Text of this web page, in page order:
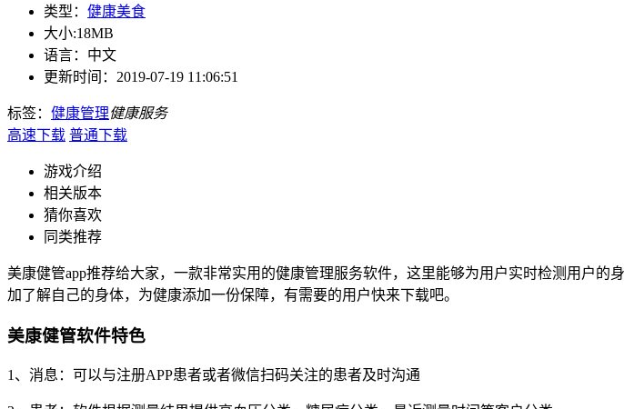
类型： 健康美食
大小:18MB
语言： 中文
更新时间： 2019-07-19 11:06:51
标签： 健康管理健康服务
高速下载 普通下载
游戏介绍
相关版本
猜你喜欢
同类推荐
美康健管app推荐给大家，一款非常实用的健康管理服务软件，这里能够为用户实时检测用户
加了解自己的身体，为健康添加一份保障，有需要的用户快来下载吧。
美康健管软件特色
1、消息：可以与注册APP患者或者微信扫码关注的患者及时沟通